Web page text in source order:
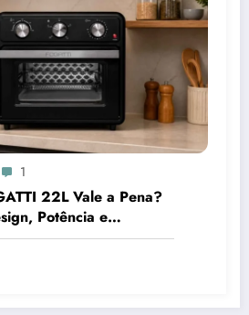
1
22L Vale a Pena?
Potência e